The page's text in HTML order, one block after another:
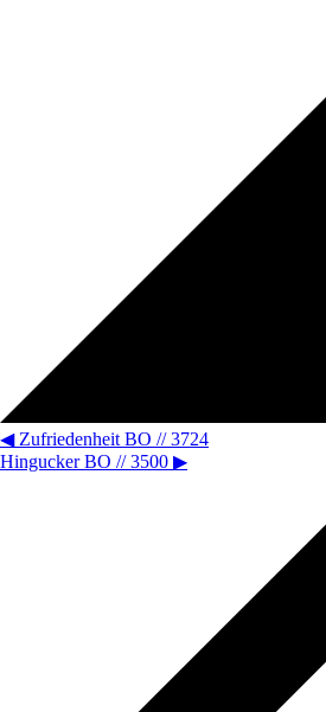
◀ Zufriedenheit BO // 3724
Hingucker BO // 3500 ▶